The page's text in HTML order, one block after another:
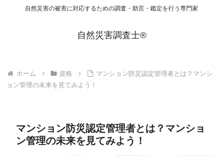
自然災害の被害に対応するための調査・助言・鑑定を行う専門家
自然災害調査士®
ホーム 資格
マンション防災認定管理者とは？マンシ
ョン管理の未来を見てみよう！
マンション防災認定管理者とは？マンショ
ン管理の未来を見てみよう！